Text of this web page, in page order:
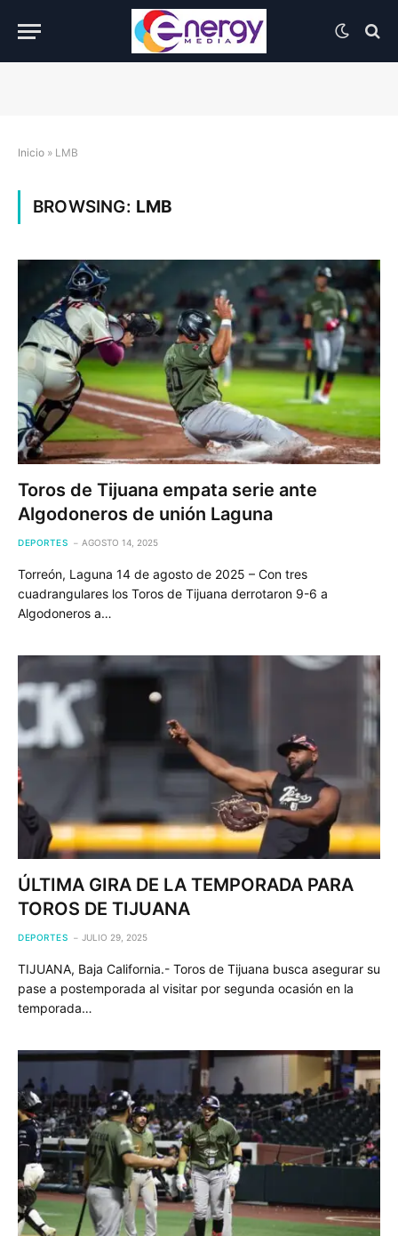
Inicio » LMB
BROWSING: LMB
Toros de Tijuana empata serie ante
Algodoneros de unión Laguna
DEPORTES AGOSTO 14, 2025
Torreón, Laguna 14 de agosto de 2025 – Con tres
cuadrangulares los Toros de Tijuana derrotaron 9-6 a
Algodoneros a…
ÚLTIMA GIRA DE LA TEMPORADA PARA
TOROS DE TIJUANA
DEPORTES JULIO 29, 2025
TIJUANA, Baja California.- Toros de Tijuana busca asegurar su
pase a postemporada al visitar por segunda ocasión en la
temporada…